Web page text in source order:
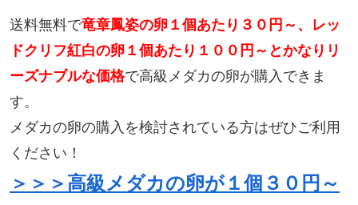
送料無料で竜章鳳姿の卵１個あたり３０円～、レッ
ドクリフ紅白の卵１個あたり１００円～とかなりリ
ーズナブルな価格で高級メダカの卵が購入できま
す。
メダカの卵の購入を検討されている方はぜひご利用
ください！
＞＞＞高級メダカの卵が１個３０円～